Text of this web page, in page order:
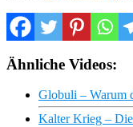
Ähnliche Videos:
Globuli – Warum
Kalter Krieg –